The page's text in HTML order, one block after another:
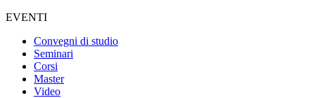
EVENTI
Convegni di studio
Seminari
Corsi
Master
Video